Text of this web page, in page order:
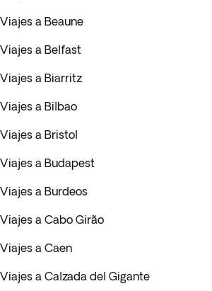
Viajes a Beaune
Viajes a Belfast
Viajes a Biarritz
Viajes a Bilbao
Viajes a Bristol
Viajes a Budapest
Viajes a Burdeos
Viajes a Cabo Girão
Viajes a Caen
Viajes a Calzada del Gigante